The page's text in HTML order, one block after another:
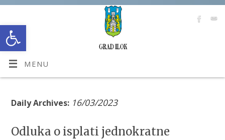
Open toolbar
MENU
Daily Archives: 16/03/2023
Odluka o isplati jednokratne